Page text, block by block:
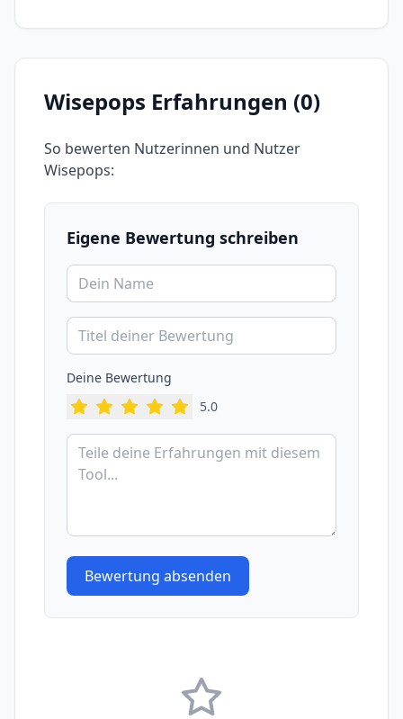
Wisepops Erfahrungen (0)
So bewerten Nutzerinnen und Nutzer
Wisepops:
Eigene Bewertung schreiben
Deine Bewertung
5.0
Bewertung absenden